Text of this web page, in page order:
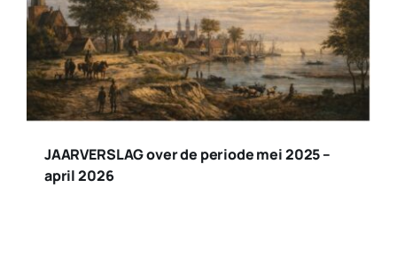
JAARVERSLAG over de periode mei 2025 –
april 2026